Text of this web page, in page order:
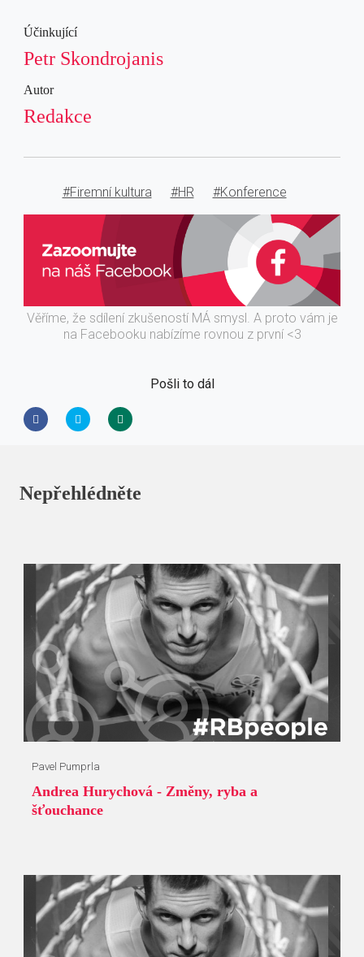
Účinkující
Petr Skondrojanis
Autor
Redakce
#Firemní kultura #HR #Konference
Věříme, že sdílení zkušeností MÁ smysl. A proto vám je
na Facebooku nabízíme rovnou z první <3
Pošli to dál
Nepřehlédněte
Pavel Pumprla
Andrea Hurychová - Změny, ryba a
šťouchance